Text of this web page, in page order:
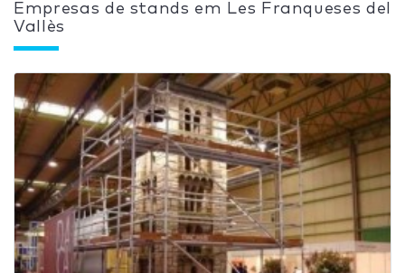
Empresas de stands em Les Franqueses del
Vallès